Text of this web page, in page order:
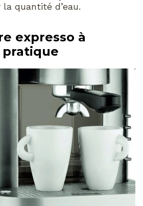
quantité d’eau.
expresso à